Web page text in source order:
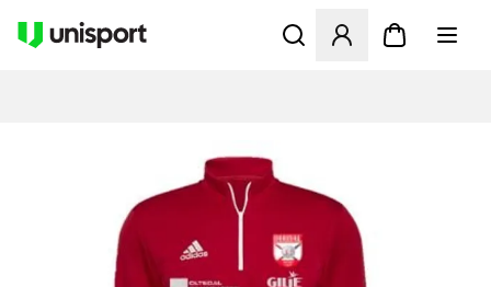
Åbner en Modal til at